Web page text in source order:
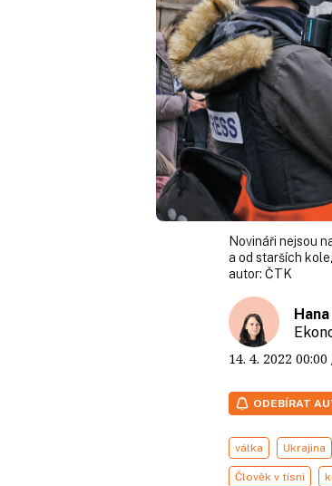
Novináři nejsou
a od starších
autor: ČTK
14. 4. 2022 00:00
ODEBÍRAT
válka Ukrajina
Člověk v tísni